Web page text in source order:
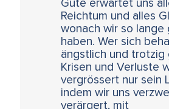
Güte erwartet uns
Reichtum und alles
wonach wir so lange
haben. Wer sich
ängstlich und trotzig
Krisen und Verluste
vergrössert nur sein
indem wir uns
verärgert, mit